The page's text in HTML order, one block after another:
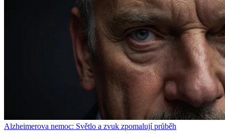
Alzheimerova nemoc: Světlo a zvuk zpomalují průběh